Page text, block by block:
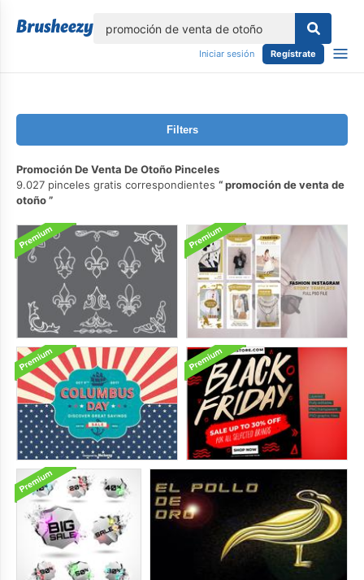
Iniciar sesión Regístrate
Filters
Promoción De Venta De Otoño Pinceles
9.027 pinceles gratis correspondientes
promoción de venta de
otoño